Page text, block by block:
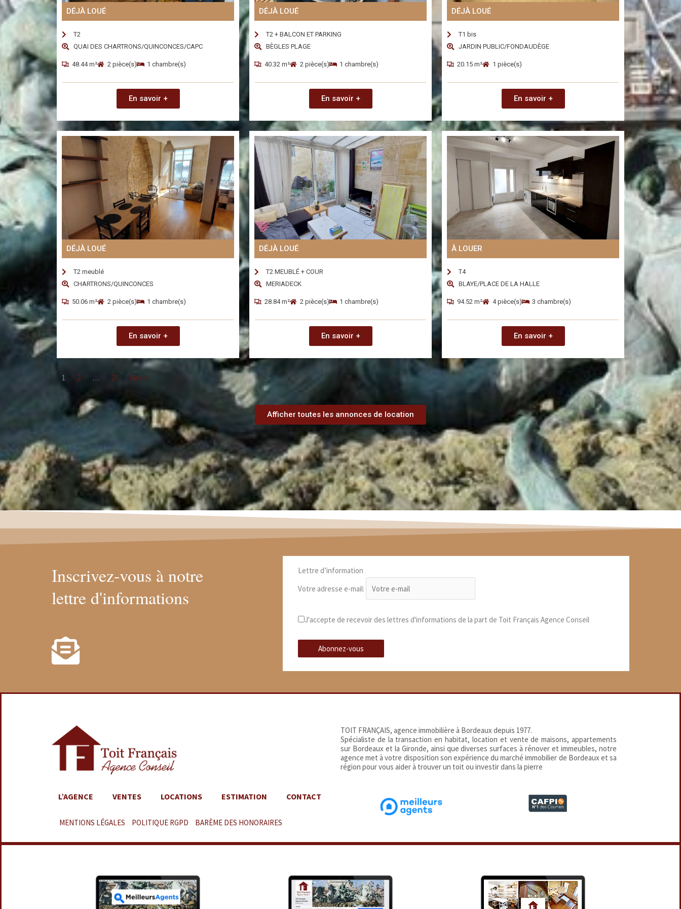
DÉJÀ LOUÉ
T2
QUAI DES CHARTRONS/QUINCONCES/CAPC
48.44 m² 2 pièce(s) 1 chambre(s)
En savoir +
DÉJÀ LOUÉ
T2 + BALCON ET PARKING
BÈGLES PLAGE
40.32 m² 2 pièce(s) 1 chambre(s)
En savoir +
DÉJÀ LOUÉ
T1 bis
JARDIN PUBLIC/FONDAUDÈGE
20.15 m² 1 pièce(s)
En savoir +
DÉJÀ LOUÉ
T2 meublé
CHARTRONS/QUINCONCES
50.06 m² 2 pièce(s) 1 chambre(s)
En savoir +
DÉJÀ LOUÉ
T2 MEUBLÉ + COUR
MERIADECK
28.84 m² 2 pièce(s) 1 chambre(s)
En savoir +
À LOUER
T4
BLAYE/PLACE DE LA HALLE
94.52 m² 4 pièce(s) 3 chambre(s)
En savoir +
1 2 … 28 Next »
Afficher toutes les annonces de location
Inscrivez-vous à notre
lettre d'informations
Lettre d’information
Votre adresse e-mail:
J'accepte de recevoir des lettres d'informations de la part de Toit Français Agence Conseil
L’AGENCE VENTES LOCATIONS ESTIMATION CONTACT
MENTIONS LÉGALES POLITIQUE RGPD BARÈME DES HONORAIRES
TOIT FRANÇAIS, agence immobilière à Bordeaux depuis 1977.
Spécialiste de la transaction en habitat, location et vente de maisons, appartements
sur Bordeaux et la Gironde, ainsi que diverses surfaces à rénover et immeubles, notre
agence met à votre disposition son expérience du marché immobilier de Bordeaux et sa
région pour vous aider à trouver un toit ou investir dans la pierre